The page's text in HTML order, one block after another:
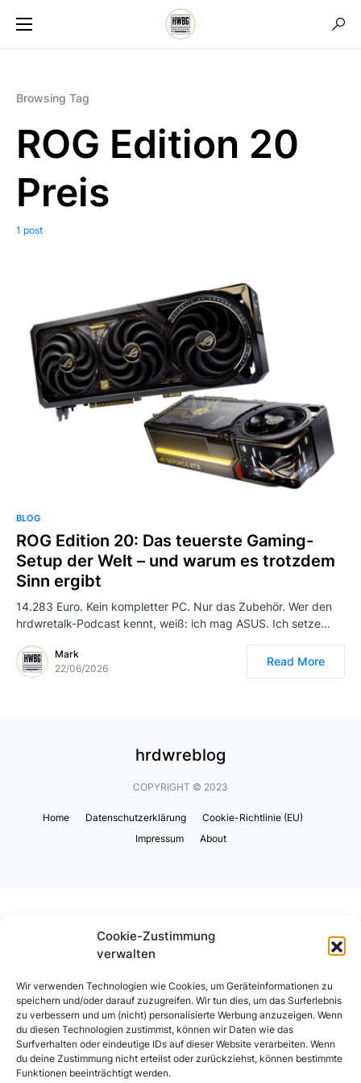
Cookie-Zustimmung
verwalten
Wir verwenden Technologien wie Cookies, um Geräteinformationen zu
speichern und/oder darauf zuzugreifen. Wir tun dies, um das Surferlebnis
zu verbessern und um (nicht) personalisierte Werbung anzuzeigen. Wenn
du diesen Technologien zustimmst, können wir Daten wie das
Surfverhalten oder eindeutige IDs auf dieser Website verarbeiten. Wenn
du deine Zustimmung nicht erteilst oder zurückziehst, können bestimmte
Funktionen beeinträchtigt werden.
Browsing Tag
ROG Edition 20
Preis
1 post
BLOG
ROG Edition 20: Das teuerste Gaming-
Setup der Welt – und warum es trotzdem
Sinn ergibt
14.283 Euro. Kein kompletter PC. Nur das Zubehör. Wer den
hrdwretalk-Podcast kennt, weiß: ich mag ASUS. Ich setze…
Mark
22/06/2026
Read More
hrdwreblog
COPYRIGHT © 2023
Home Datenschutzerklärung
Cookie-Richtlinie (EU)
Impressum
About